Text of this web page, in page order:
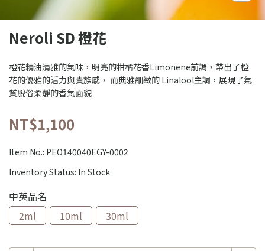
Neroli SD 橙花
橙花精油清雅的氣味，明亮的柑橘花香Limonene前調，帶出了橙
花的優雅的活力與貴族感， 而典雅細緻的 Linalool主調，展現了氣
質脫俗柔靜的香氣面貌
NT$1,100
Item No.: PEO140040EGY-0002
Inventory Status: In Stock
中英品名
2ml
10ml 30ml